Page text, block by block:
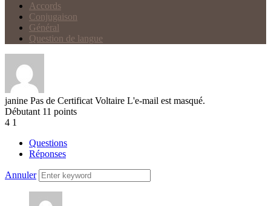
Accords
Conjugaison
Général
Question de langue
janine Pas de Certificat Voltaire L'e-mail est masqué.
Débutant 11 points
4 1
Questions
Réponses
Annuler